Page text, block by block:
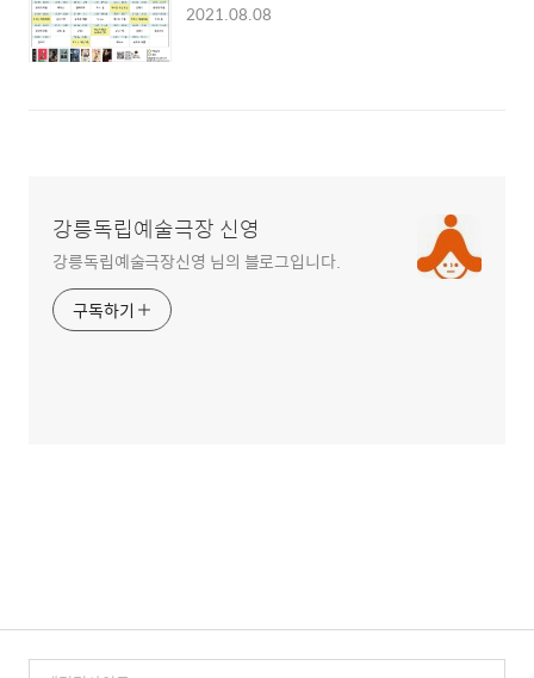
2021.08.08
강릉독립예술극장 신영
강릉독립예술극장신영 님의 블로그입니다.
구독하기